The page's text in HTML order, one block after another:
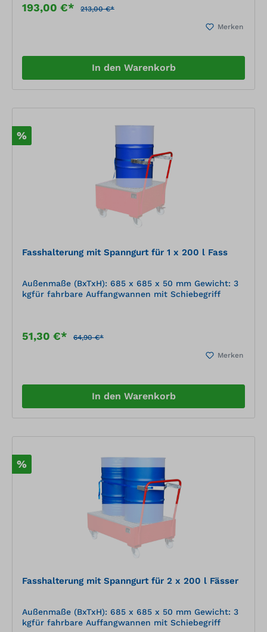
193,00 €* 213,00 €*
Merken
In den Warenkorb
%
Fasshalterung mit Spanngurt für 1 x 200 l Fass
Außenmaße (BxTxH): 685 x 685 x 50 mm Gewicht: 3
kgfür fahrbare Auffangwannen mit Schiebegriff
51,30 €* 64,90 €*
Merken
In den Warenkorb
%
Fasshalterung mit Spanngurt für 2 x 200 l Fässer
Außenmaße (BxTxH): 685 x 685 x 50 mm Gewicht: 3
kgfür fahrbare Auffangwannen mit Schiebegriff